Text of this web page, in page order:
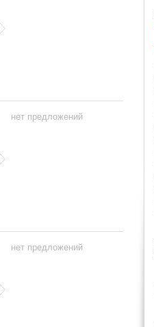
нет предложений
нет предложений